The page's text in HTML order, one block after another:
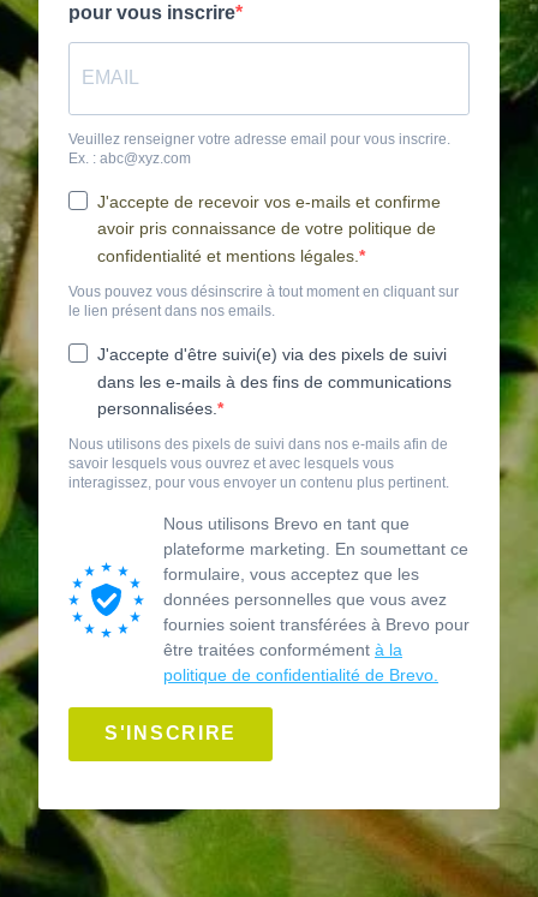
pour vous inscrire
Veuillez renseigner votre adresse email pour vous inscrire.
Ex. : abc@xyz.com
J'accepte de recevoir vos e-mails et confirme
avoir pris connaissance de votre politique de
confidentialité et mentions légales.
Vous pouvez vous désinscrire à tout moment en cliquant sur
le lien présent dans nos emails.
J'accepte d'être suivi(e) via des pixels de suivi
dans les e-mails à des fins de communications
personnalisées.
Nous utilisons des pixels de suivi dans nos e-mails afin de
savoir lesquels vous ouvrez et avec lesquels vous
interagissez, pour vous envoyer un contenu plus pertinent.
Nous utilisons Brevo en tant que
plateforme marketing. En soumettant ce
formulaire, vous acceptez que les
données personnelles que vous avez
fournies soient transférées à Brevo pour
être traitées conformément à la
politique de confidentialité de Brevo.
S'INSCRIRE